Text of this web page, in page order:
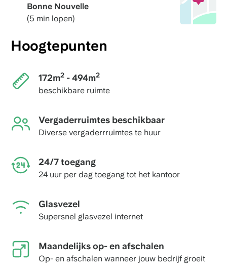
Bonne Nouvelle
(5 min lopen)
Hoogtepunten
172m2- 494m2
beschikbare ruimte
Vergaderruimtes beschikbaar
Diverse vergaderrruimtes te huur
24/7 toegang
24 uur per dag toegang tot het kantoor
Glasvezel
Supersnel glasvezel internet
Maandelijks op- en afschalen
Op- en afschalen wanneer jouw bedrijf groeit